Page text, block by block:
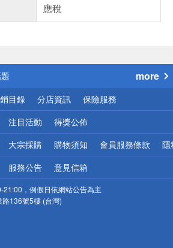
應稅
配送
！請小心！
more
目錄 分店資訊 保險服務
注目活動 得獎公佈
大宗採購 購物須知 會員服務條款 隱
服務公告 意見信箱
21:00，例假日依網站公告為主
136號5樓 (台灣)